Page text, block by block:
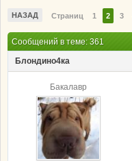
НАЗАД Страниц 1 2 3
Сообщений в теме: 361
Блондино4ка
Бакалавр